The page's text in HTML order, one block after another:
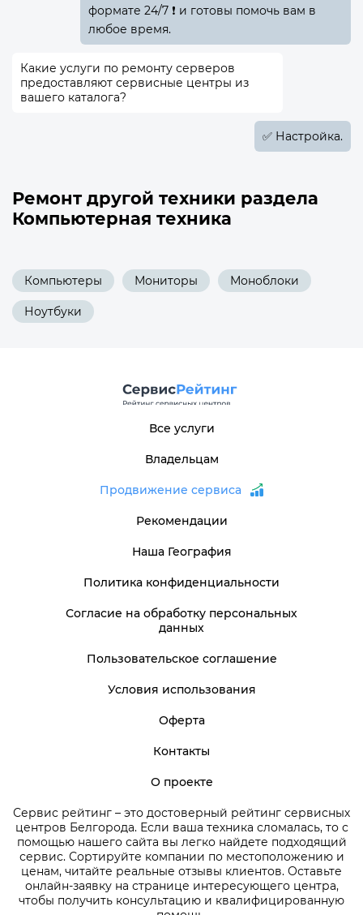
формате 24/7 ❗ и готовы помочь вам в
любое время.
Какие услуги по ремонту серверов
предоставляют сервисные центры из
вашего каталога?
✅️ Настройка.
Ремонт другой техники раздела
Компьютерная техника
Компьютеры Мониторы Моноблоки
Ноутбуки
Сервис рейтинг – это достоверный рейтинг сервисных
центров Белгорода. Если ваша техника сломалась, то с
помощью нашего сайта вы легко найдете подходящий
сервис. Сортируйте компании по местоположению и
ценам, читайте реальные отзывы клиентов. Оставьте
онлайн-заявку на странице интересующего центра,
чтобы получить консультацию и квалифицированную
Все услуги
Владельцам
Продвижение сервиса
Рекомендации
Наша География
Политика конфиденциальности
Согласие на обработку персональных
данных
Пользовательское соглашение
Условия использования
Оферта
Контакты
О проекте